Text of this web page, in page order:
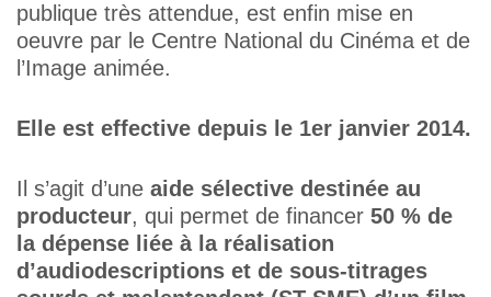
publique très attendue, est enfin mise en
oeuvre par le Centre National du Cinéma et de
l’Image animée.
Elle est effective depuis le 1er janvier 2014.
Il s’agit d’une aide sélective destinée au
producteur, qui permet de financer 50 % de
la dépense liée à la réalisation
d’audiodescriptions et de sous-titrages